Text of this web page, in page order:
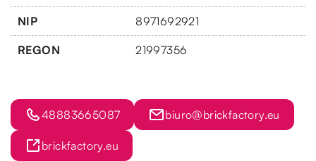
NIP 8971692921
REGON 21997356
48883665087 biuro@brickfactory.eu
brickfactory.eu